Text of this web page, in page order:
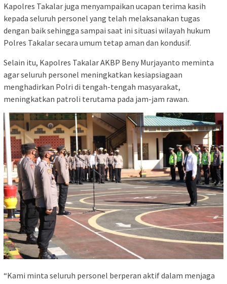
Kapolres Takalar juga menyampaikan ucapan terima kasih
kepada seluruh personel yang telah melaksanakan tugas
dengan baik sehingga sampai saat ini situasi wilayah hukum
Polres Takalar secara umum tetap aman dan kondusif.
Selain itu, Kapolres Takalar AKBP Beny Murjayanto meminta
agar seluruh personel meningkatkan kesiapsiagaan
menghadirkan Polri di tengah-tengah masyarakat,
meningkatkan patroli terutama pada jam-jam rawan.
“Kami minta seluruh personel berperan aktif dalam menjaga